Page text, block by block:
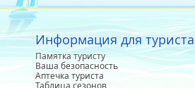
Информация для туриста
Памятка туристу
Ваша безопасность
Аптечка туриста
Таблица сезонов